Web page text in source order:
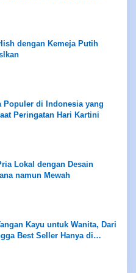
dengan Kemeja Putih
Populer di Indonesia yang
Peringatan Hari Kartini
Lokal dengan Desain
namun Mewah
Kayu untuk Wanita, Dari
Best Seller Hanya di